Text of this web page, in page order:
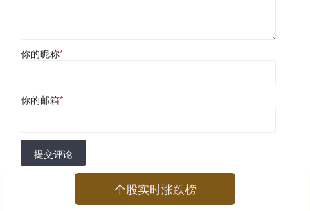
你的昵称*
你的邮箱*
提交评论
个股实时涨跌榜